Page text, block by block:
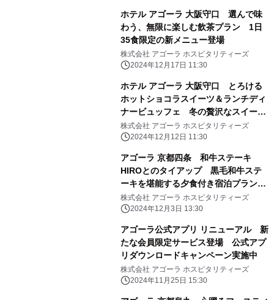
ホテル アゴーラ 大阪守口 選んで味
わう、無限に楽しむ飲茶プラン 1日
35食限定の新メニュー登場
株式会社 アゴーラ ホスピタリティーズ
2024年12月17日 11:30
ホテル アゴーラ 大阪守口 とろける
ホットショコラスイーツ＆ランチディ
ナービュッフェ 冬の贅沢なスイーツ
タイム
株式会社 アゴーラ ホスピタリティーズ
2024年12月12日 11:30
アゴーラ 京都四条 和牛ステーキ
HIROとのタイアップ 黒毛和牛ステ
ーキを堪能する夕食付き宿泊プラン販
売開始
株式会社 アゴーラ ホスピタリティーズ
2024年12月3日 13:30
アゴーラ公式アプリ リニューアル 新
たな会員限定サービス登場 公式アプ
リダウンロードキャンペーン実施中
株式会社 アゴーラ ホスピタリティーズ
2024年11月25日 15:30